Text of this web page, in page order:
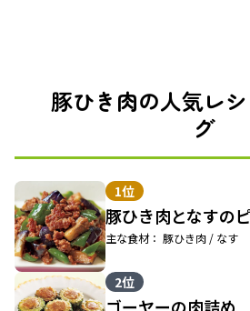
豚ひき肉の人気レ
グ
1位
豚ひき肉となすの
主な食材： 豚ひき肉 / なす
2位